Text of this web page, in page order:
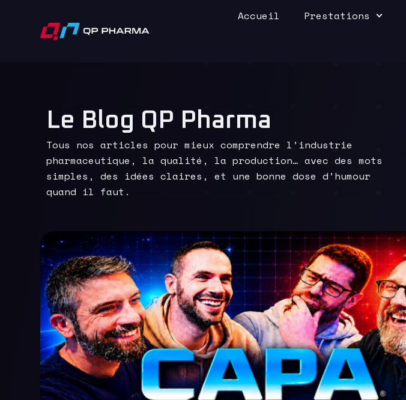
Accueil Prestations
Le Blog QP Pharma
Tous nos articles pour mieux comprendre l’industrie
pharmaceutique, la qualité, la production… avec des mots
simples, des idées claires, et une bonne dose d’humour
quand il faut.